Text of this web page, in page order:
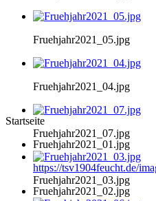
Fruehjahr2021_05.jpg
Fruehjahr2021_04.jpg
Fruehjahr2021_07.jpg
Fruehjahr2021_03.jpg
Startseite
Fruehjahr2021_01.jpg
https://tsv1904feucht.de/
Fruehjahr2021_02.jpg